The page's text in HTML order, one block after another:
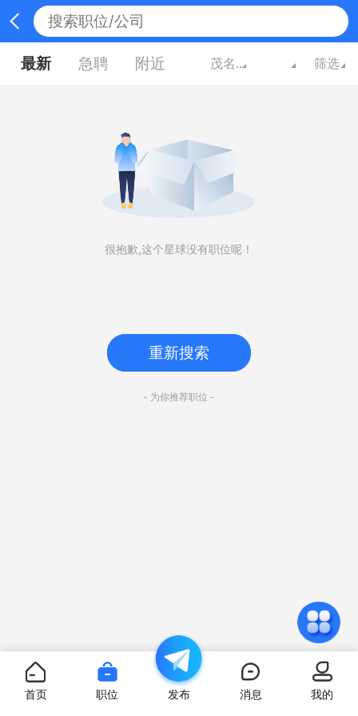
最新 急聘 附近 茂名广东 筛选
很抱歉,这个星球没有职位呢！
重新搜索
- 为你推荐职位 -
首页 职位 发布 消息 我的